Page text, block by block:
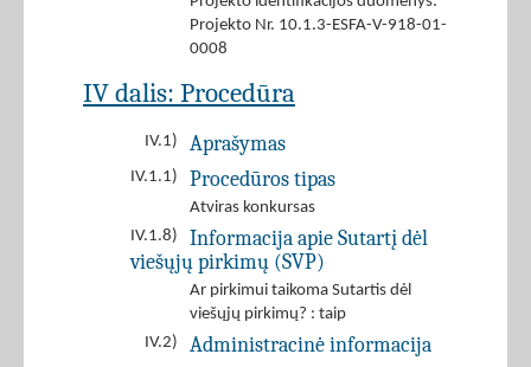
Projekto Nr. 10.1.3-ESFA-V-918-01-
0008
IV dalis: Procedūra
IV.1) Aprašymas
IV.1.1) Procedūros tipas
Atviras konkursas
IV.1.8)
Informacija apie Sutartį dėl
viešųjų pirkimų (SVP)
Ar pirkimui taikoma Sutartis dėl
viešųjų pirkimų? : taip
IV.2)
Administracinė informacija